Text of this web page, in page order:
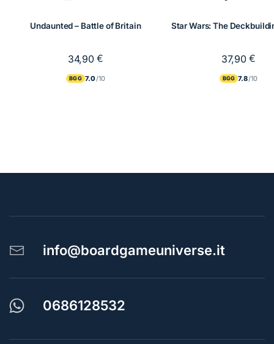
Undaunted – Battle of Britain
34,90€
BGG 7.0
Star Wars: The
37,90€
BGG 7.8
info@boardgameuniverse.it
0686128532